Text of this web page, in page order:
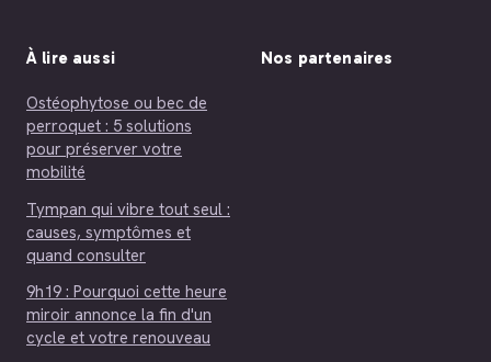
À lire aussi
Ostéophytose ou bec de
perroquet : 5 solutions
pour préserver votre
mobilité
Tympan qui vibre tout seul :
causes, symptômes et
quand consulter
9h19 : Pourquoi cette heure
miroir annonce la fin d'un
cycle et votre renouveau
Nos partenaires